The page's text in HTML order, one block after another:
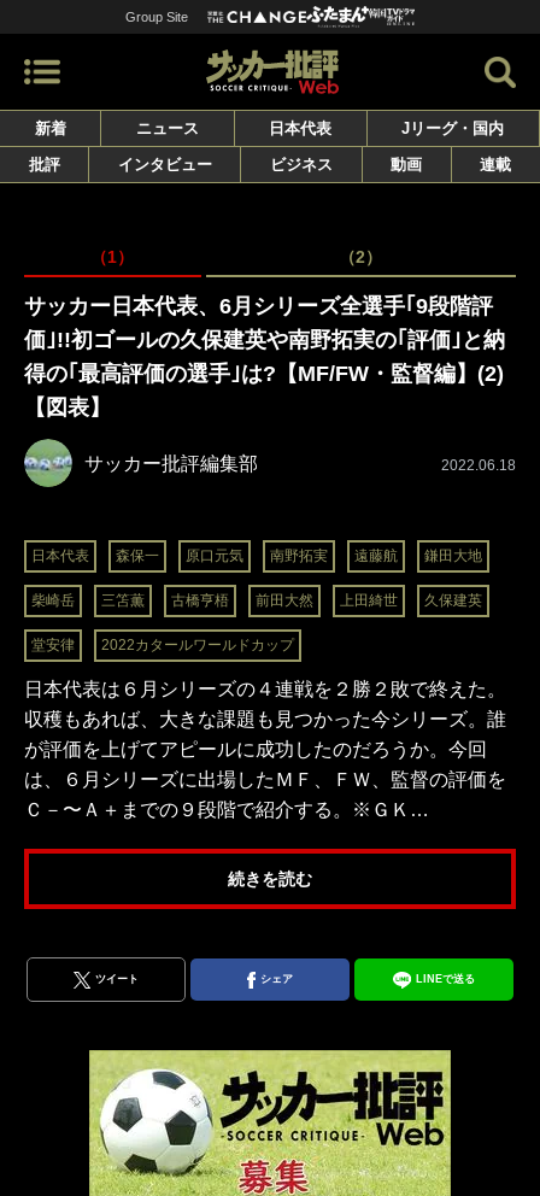
Group Site
新着 ニュース 日本代表
Jリーグ・国内
批評
インタビュー ビジネス 動画 連載
（1） （2）
サッカー日本代表、6月シリーズ全選手｢9段階評
価｣!!初ゴールの久保建英や南野拓実の｢評価｣と納
得の｢最高評価の選手｣は?【MF/FW・監督編】(2)
【図表】
サッカー批評編集部 2022.06.18
日本代表 森保一 原口元気 南野拓実 遠藤航 鎌田大地
柴崎岳 三笘薫 古橋亨梧 前田大然 上田綺世 久保建英
堂安律 2022カタールワールドカップ
日本代表は６月シリーズの４連戦を２勝２敗で終えた。
収穫もあれば、大きな課題も見つかった今シリーズ。誰
が評価を上げてアピールに成功したのだろうか。今回
は、６月シリーズに出場したＭＦ、ＦＷ、監督の評価を
Ｃ－〜Ａ＋までの９段階で紹介する。※ＧＫ…
続きを読む
ツイート シェア LINEで送る